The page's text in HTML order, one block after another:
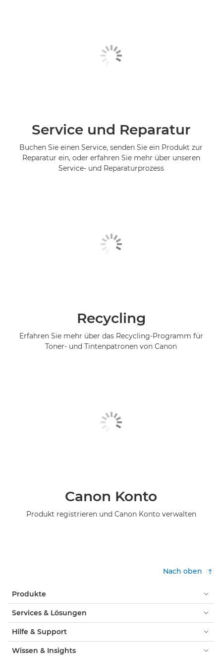
Service und Reparatur
Buchen Sie einen Service, senden Sie ein Produkt zur
Reparatur ein, oder erfahren Sie mehr über unseren
Service- und Reparaturprozess
Recycling
Erfahren Sie mehr über das Recycling-Programm für
Toner- und Tintenpatronen von Canon
Canon Konto
Produkt registrieren und Canon Konto verwalten
Nach oben
Produkte
Services & Lösungen
Hilfe & Support
Wissen & Insights